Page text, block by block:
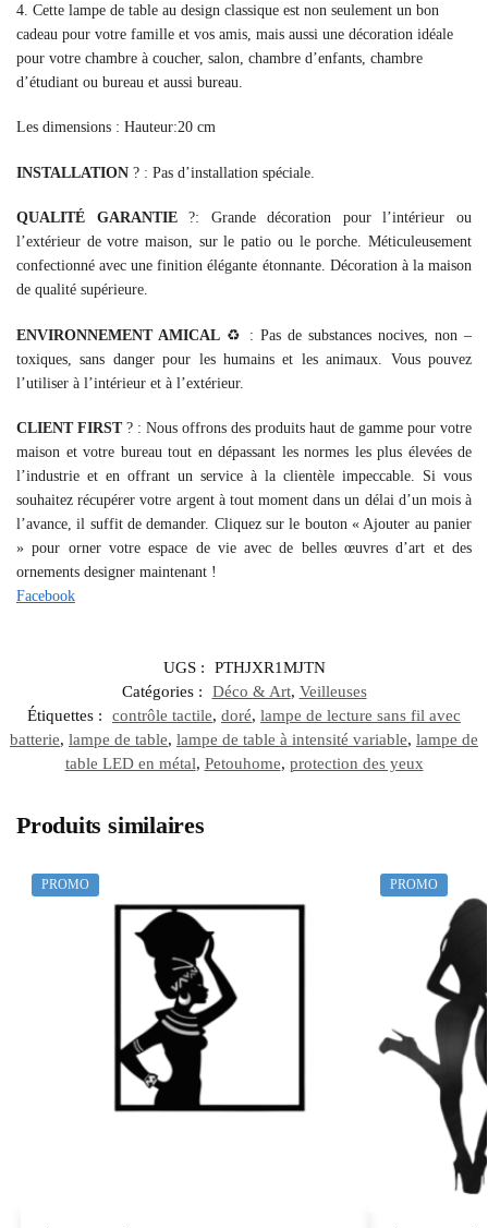
4. Cette lampe de table au design classique est non seulement un bon
cadeau pour votre famille et vos amis, mais aussi une décoration idéale
pour votre chambre à coucher, salon, chambre d’enfants, chambre
d’étudiant ou bureau et aussi bureau.
Les dimensions : Hauteur:20 cm
INSTALLATION ?️ : Pas d’installation spéciale.
QUALITÉ GARANTIE?: Grande décoration pour l’intérieur ou
l’extérieur de votre maison, sur le patio ou le porche. Méticuleusement
confectionné avec une finition élégante étonnante. Décoration à la maison
de qualité supérieure.
ENVIRONNEMENT AMICAL ♻️ : Pas de substances nocives, non –
toxiques, sans danger pour les humains et les animaux. Vous pouvez
l’utiliser à l’intérieur et à l’extérieur.
CLIENT FIRST? : Nous offrons des produits haut de gamme pour votre
maison et votre bureau tout en dépassant les normes les plus élevées de
l’industrie et en offrant un service à la clientèle impeccable. Si vous
souhaitez récupérer votre argent à tout moment dans un délai d’un mois à
l’avance, il suffit de demander. Cliquez sur le bouton « Ajouter au panier
» pour orner votre espace de vie avec de belles œuvres d’art et des
ornements designer maintenant !
Facebook
UGS :
PTHJXR1MJTN
Catégories :
Déco & Art, Veilleuses
Étiquettes :
contrôle tactile, doré, lampe de lecture sans fil avec
batterie, lampe de table, lampe de table à intensité variable, lampe de
table LED en métal, Petouhome, protection des yeux
Produits similaires
PROMO PROMO